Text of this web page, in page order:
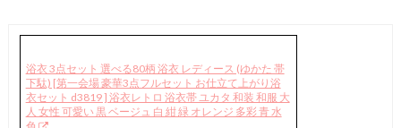
浴衣 3点セット 選べる80柄 浴衣 レディース (ゆかた 帯
下駄) [第一会場 豪華3点フルセット お仕立て上がり浴
衣セット d3819 ] 浴衣レトロ 浴衣帯 ユカタ 和装 和服 大
人 女性 可愛い 黒 ベージュ 白 紺 緑 オレンジ 多彩 青 水